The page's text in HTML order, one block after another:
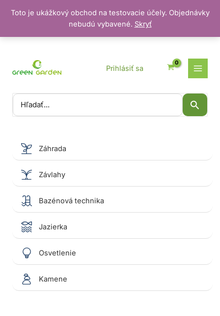
Toto je ukážkový obchod na testovacie účely. Objednávky
nebudú vybavené. Skryť
Vyhľadať:
Prihlásiť sa
Záhrada
Závlahy
Bazénová technika
Jazierka
Osvetlenie
Kamene